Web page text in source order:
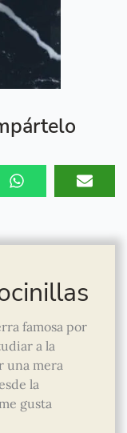
famosa por
a la
una mera
la
gusta